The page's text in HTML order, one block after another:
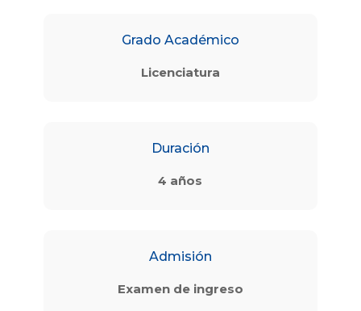
Grado Académico
Licenciatura
Duración
4 años
Admisión
Examen de ingreso